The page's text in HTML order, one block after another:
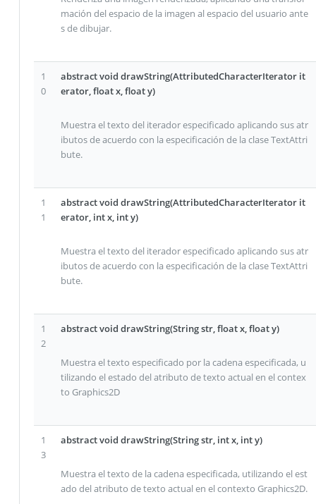
mación del espacio de la imagen al espacio del usuario ante
s de dibujar.
1
0
abstract void drawString(AttributedCharacterIterator it
erator, float x, float y)
Muestra el texto del iterador especificado aplicando sus atr
ibutos de acuerdo con la especificación de la clase TextAttri
bute.
1
1
abstract void drawString(AttributedCharacterIterator it
erator, int x, int y)
Muestra el texto del iterador especificado aplicando sus atr
ibutos de acuerdo con la especificación de la clase TextAttri
bute.
1
2
abstract void drawString(String str, float x, float y)
Muestra el texto especificado por la cadena especificada, u
tilizando el estado del atributo de texto actual en el contex
to Graphics2D
1
3
abstract void drawString(String str, int x, int y)
Muestra el texto de la cadena especificada, utilizando el est
ado del atributo de texto actual en el contexto Graphics2D.